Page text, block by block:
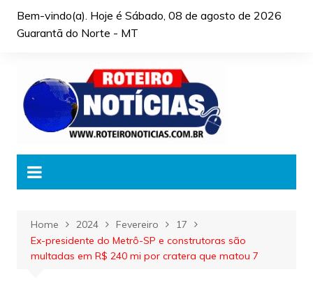
Bem-vindo(a). Hoje é Sábado, 08 de agosto de 2026
Guarantã do Norte - MT
Home 2024 Fevereiro
17
Ex-presidente do Metrô-SP e construtoras são
multadas em R$ 240 mi por cratera que matou 7